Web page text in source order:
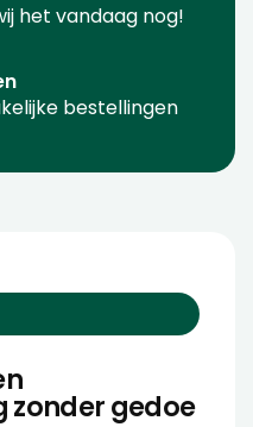
het vandaag nog!
bestellingen
gedoe